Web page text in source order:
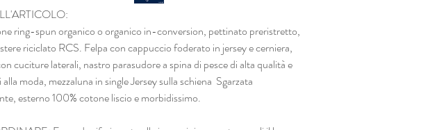
ring-spun organico o organico in-conversion, pettinato preristretto,
riciclato RCS. Felpa con cappuccio foderato in jersey e cerniera,
cuciture laterali, nastro parasudore a spina di pesce di alta qualità e
moda, mezzaluna in single Jersey sulla schiena Sgarzata
esterno 100% cotone liscio e morbidissimo.